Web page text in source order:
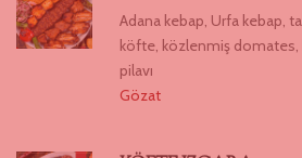
Adana kebap, Urfa kebap,
köfte, közlenmiş domates,
pilavı
Gözat